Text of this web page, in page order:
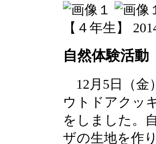
【４年生】
自然体験活
12月5日（金
ウトドアクッ
をしました。
ザの生地を作